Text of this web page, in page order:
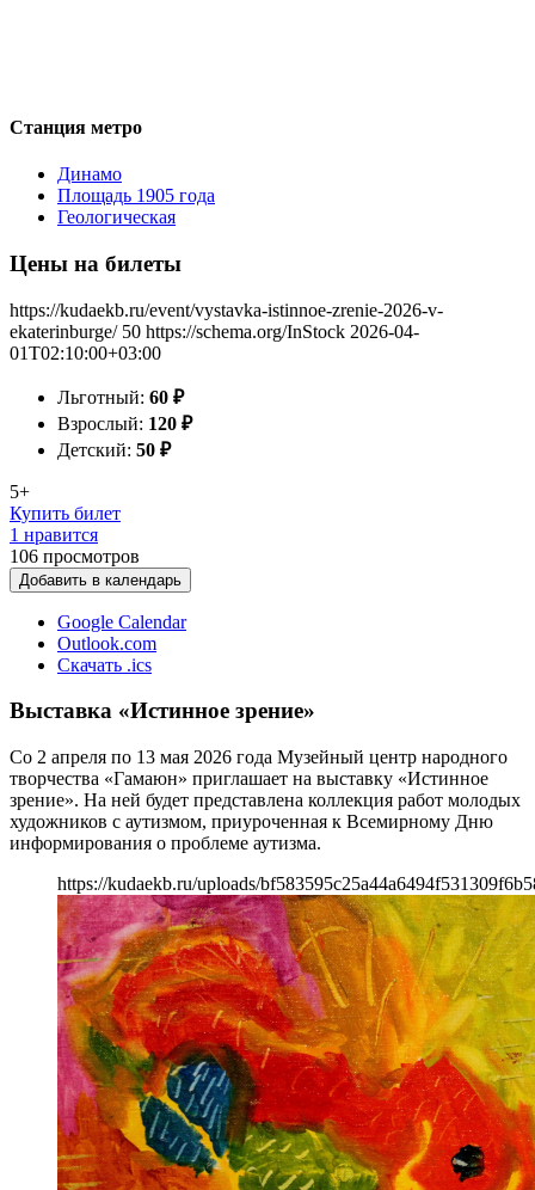
Станция метро
Динамо
Площадь 1905 года
Геологическая
Цены на билеты
https://kudaekb.ru/event/vystavka-istinnoe-zrenie-2026-v-
ekaterinburge/ 50 https://schema.org/InStock 2026-04-
01T02:10:00+03:00
Льготный: 60 ₽
Взрослый: 120 ₽
Детский: 50 ₽
5+
Купить билет
1 нравится
106 просмотров
Добавить в календарь
Google Calendar
Outlook.com
Скачать .ics
Выставка «Истинное зрение»
Со 2 апреля по 13 мая 2026 года Музейный центр народного
творчества «Гамаюн» приглашает на выставку «Истинное
зрение». На ней будет представлена коллекция работ молодых
художников с аутизмом, приуроченная к Всемирному Дню
информирования о проблеме аутизма.
https://kudaekb.ru/uploads/